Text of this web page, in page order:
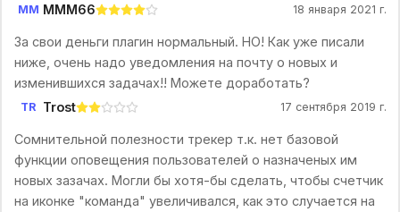
MM MMM66 18 января 2021 г.
За свои деньги плагин нормальный. НО! Как уже писали
ниже, очень надо уведомления на почту о новых и
изменившихся задачах!! Можете доработать?
TR Trost 17 сентября 2019 г.
Сомнительной полезности трекер т.к. нет базовой
функции оповещения пользователей о назначеных им
новых зазачах. Могли бы хотя-бы сделать, чтобы счетчик
на иконке "команда" увеличивался, как это случается на